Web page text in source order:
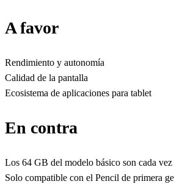
A favor
Rendimiento y autonomía
Calidad de la pantalla
Ecosistema de aplicaciones para tablet
En contra
Los 64 GB del modelo básico son cada
Solo compatible con el Pencil de primera